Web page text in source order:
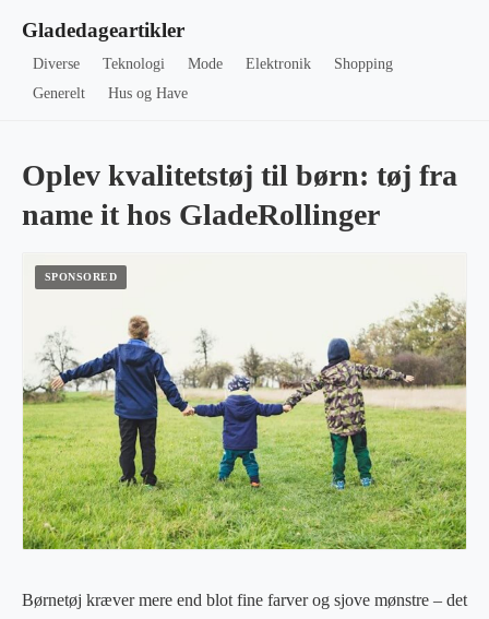
Gladedageartikler
Diverse Teknologi Mode Elektronik
Shopping
Generelt
Hus og Have
Oplev kvalitetstøj til børn: tøj fra
name it hos GladeRollinger
Børnetøj kræver mere end blot fine farver og sjove mønstre – det